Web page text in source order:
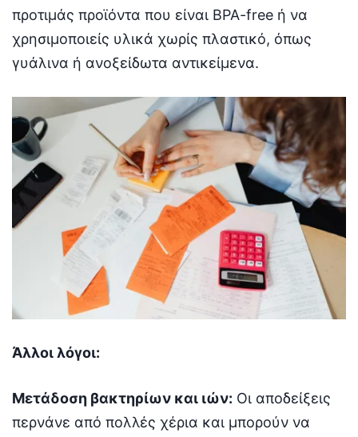
προτιμάς προϊόντα που είναι BPA-free ή να
χρησιμοποιείς υλικά χωρίς πλαστικό, όπως
γυάλινα ή ανοξείδωτα αντικείμενα.
Άλλοι λόγοι:
Μετάδοση βακτηρίων και ιών: Οι αποδείξεις
περνάνε από πολλές χέρια και μπορούν να